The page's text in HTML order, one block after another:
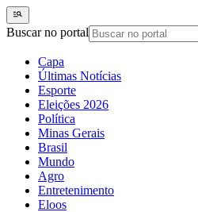
Buscar no portal
Capa
Últimas Notícias
Esporte
Eleições 2026
Política
Minas Gerais
Brasil
Mundo
Agro
Entretenimento
Eloos